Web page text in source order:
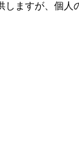
ますが、個人